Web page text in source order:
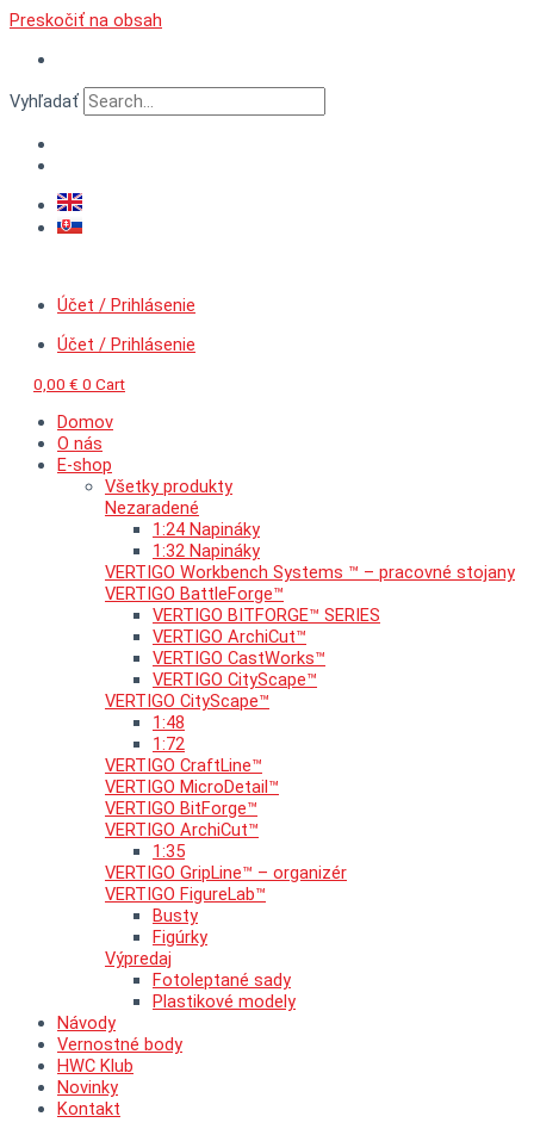
Preskočiť na obsah
Vyhľadať
Účet / Prihlásenie
Účet / Prihlásenie
0,00 € 0 Cart
Domov
O nás
E-shop
Všetky produkty
Nezaradené
1:24 Napináky
1:32 Napináky
VERTIGO Workbench Systems ™ – pracovné stojany
VERTIGO BattleForge™
VERTIGO BITFORGE™ SERIES
VERTIGO ArchiCut™
VERTIGO CastWorks™
VERTIGO CityScape™
VERTIGO CityScape™
1:48
1:72
VERTIGO CraftLine™
VERTIGO MicroDetail™
VERTIGO BitForge™
VERTIGO ArchiCut™
1:35
VERTIGO GripLine™ – organizér
VERTIGO FigureLab™
Busty
Figúrky
Výpredaj
Fotoleptané sady
Plastikové modely
Návody
Vernostné body
HWC Klub
Novinky
Kontakt